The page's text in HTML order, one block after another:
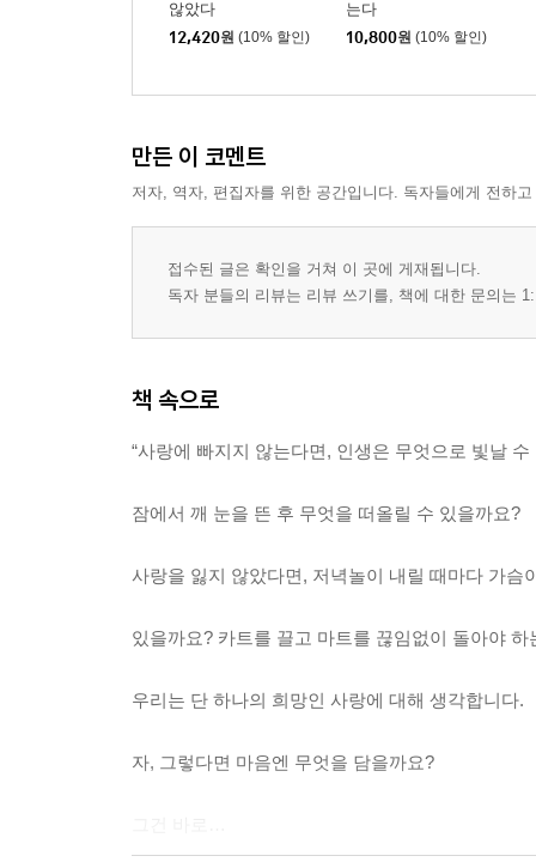
않았다
12,420원 (10% 할인)
는다
10,800원 (10% 할인)
만든 이 코멘트
저자, 역자, 편집자를 위한 공간입니다. 독자들에게 전하
접수된 글은 확인을 거쳐 이 곳에 게재됩니다.
독자 분들의 리뷰는 리뷰 쓰기를, 책에 대한 문의는
책 속으로
“사랑에 빠지지 않는다면, 인생은 무엇으로 빛날
잠에서 깨 눈을 뜬 후 무엇을 떠올릴 수 있을까요?
사랑을 잃지 않았다면, 저녁놀이 내릴 때마다 가슴
있을까요? 카트를 끌고 마트를 끊임없이 돌아야
우리는 단 하나의 희망인 사랑에 대해 생각합니다.
자, 그렇다면 마음엔 무엇을 담을까요?